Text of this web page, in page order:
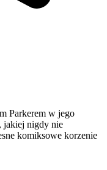
Parkerem w jego
jakiej nigdy nie
komiksowe korzenie